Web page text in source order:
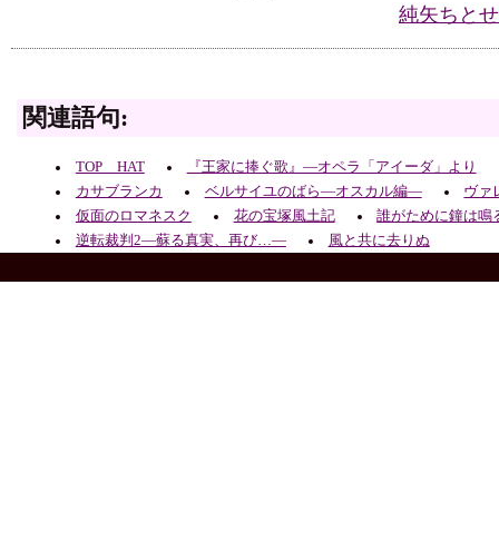
純矢ちと
関連語句:
TOP HAT
『王家に捧ぐ歌』―オペラ「アイーダ」より
カサブランカ
ベルサイユのばら―オスカル編―
ヴァ
仮面のロマネスク
花の宝塚風土記
誰がために鐘は鳴
逆転裁判2―蘇る真実、再び…―
風と共に去りぬ